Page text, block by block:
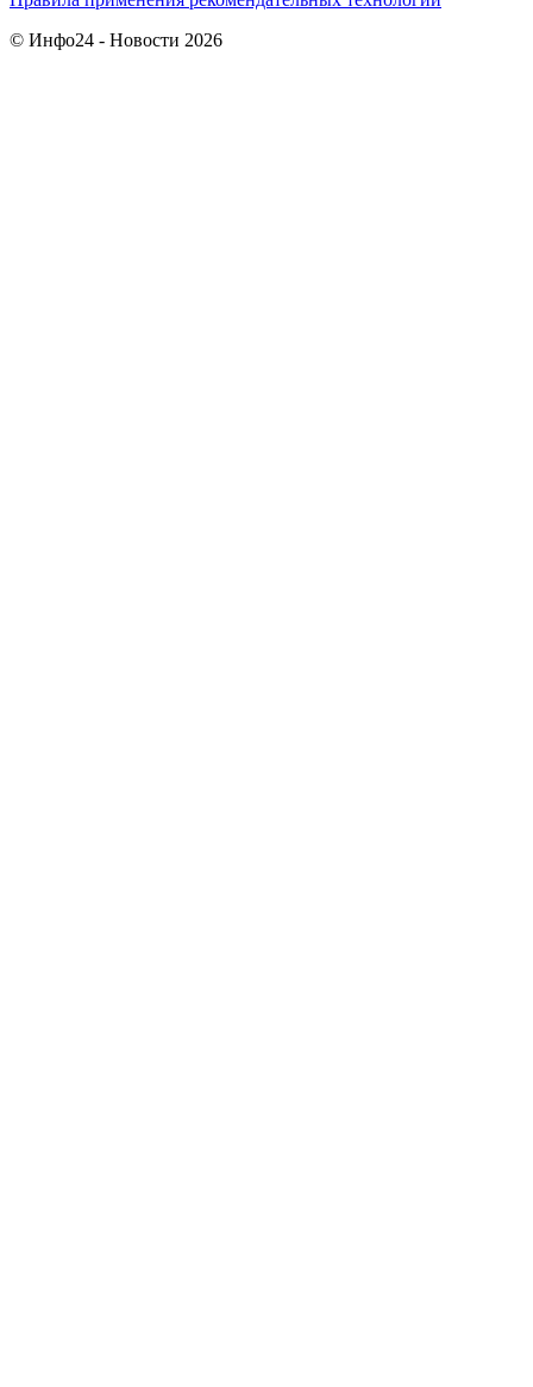
© Инфо24 - Новости 2026